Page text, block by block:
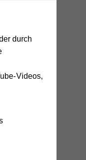
durch
Videos,